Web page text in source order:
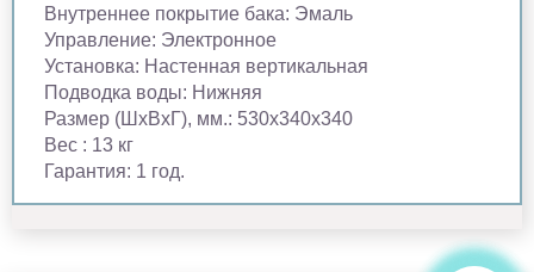
Внутреннее покрытие бака: Эмаль
Управление: Электронное
Установка: Настенная вертикальная
Подводка воды: Нижняя
Размер (ШхВхГ), мм.: 530х340х340
Вес : 13 кг
Гарантия: 1 год.